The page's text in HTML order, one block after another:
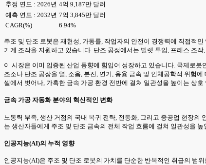
추정 연도 : 2026년 4억 9,187만 달러
예측 연도 : 2032년 7억 3,845만 달러
CAGR(%)
6.94%
주조 및 단조 로봇은 재현성, 가동률, 작업자의 안전이 경쟁력에 직접적
기계 조작을 지원하고 있습니다. 단조 공정에서는 빌렛 투입, 프레스 조
이 시장은 이미 입증된 산업 동향에 힘입어 성장하고 있습니다. 국제로
조소나 단조 공장을 열, 소음, 분진, 연기, 용융 금속 및 인체공학적 위험
셀에서 벗어나, 가혹한 금속 가공 환경 전반에 걸쳐 일관성을 높이는 상
금속 가공 자동화 분야의 혁신적인 변화
노동력 부족, 생산 거점의 국내 복귀 전략, 전동화, 그리고 중공업 현장
는 생산자들에게 주조 및 단조 금속의 전체 작업 흐름에 걸쳐 일관성을 높
인공지능(AI)의 누적 영향
인공지능(AI)은 주조 및 단조 로봇의 가치를 단순한 반복적인 취급의 범